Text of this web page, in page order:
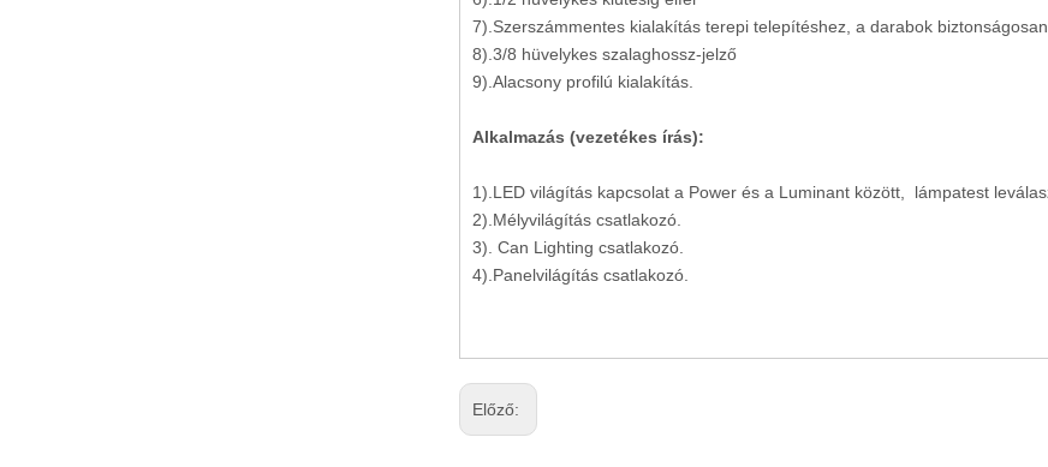
7).Szerszámmentes kialakítás terepi telepítéshez, a darabok
8).3/8 hüvelykes szalaghossz-jelző
9).Alacsony profilú kialakítás.
Alkalmazás (vezetékes írás):
1).LED világítás kapcsolat a Power és a Luminant között, lámpatest
2).Mélyvilágítás csatlakozó.
3). Can Lighting csatlakozó.
4).Panelvilágítás csatlakozó.
Előző: